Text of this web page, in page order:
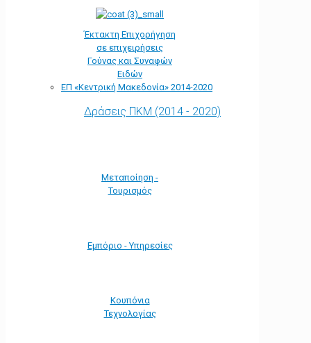
Έκτακτη Επιχορήγηση
σε επιχειρήσεις
Γούνας και Συναφών
Ειδών
ΕΠ «Kεντρική Μακεδονία» 2014-2020
Δράσεις ΠΚΜ (2014 - 2020)
Μεταποίηση -
Τουρισμός
Εμπόριο - Υπηρεσίες
Κουπόνια
Τεχνολογίας